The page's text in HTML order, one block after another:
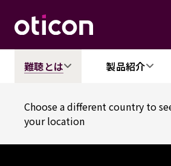
難聴とは 製品紹介
Choose a different country to
your location